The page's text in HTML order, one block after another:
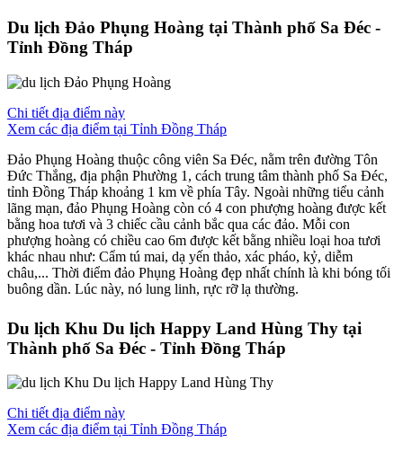
Du lịch Đảo Phụng Hoàng tại Thành phố Sa Đéc -
Tỉnh Đồng Tháp
Chi tiết địa điểm này
Xem các địa điểm tại Tỉnh Đồng Tháp
Đảo Phụng Hoàng thuộc công viên Sa Đéc, nằm trên đường Tôn
Đức Thắng, địa phận Phường 1, cách trung tâm thành phố Sa Đéc,
tỉnh Đồng Tháp khoảng 1 km về phía Tây. Ngoài những tiểu cảnh
lãng mạn, đảo Phụng Hoàng còn có 4 con phượng hoàng được kết
bằng hoa tươi và 3 chiếc cầu cảnh bắc qua các đảo. Mỗi con
phượng hoàng có chiều cao 6m được kết bằng nhiều loại hoa tươi
khác nhau như: Cẩm tú mai, dạ yến thảo, xác pháo, kỷ, diễm
châu,... Thời điểm đảo Phụng Hoàng đẹp nhất chính là khi bóng tối
buông dần. Lúc này, nó lung linh, rực rỡ lạ thường.
Du lịch Khu Du lịch Happy Land Hùng Thy tại
Thành phố Sa Đéc - Tỉnh Đồng Tháp
Chi tiết địa điểm này
Xem các địa điểm tại Tỉnh Đồng Tháp